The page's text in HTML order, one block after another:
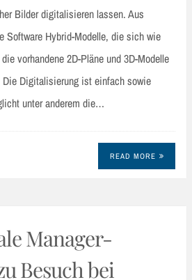
Bilder digitalisieren lassen. Aus
Software Hybrid-Modelle, die sich wie
vorhandene 2D-Pläne und 3D-Modelle
Digitalisierung ist einfach sowie
unter anderem die…
READ MORE
Manager-
Besuch bei